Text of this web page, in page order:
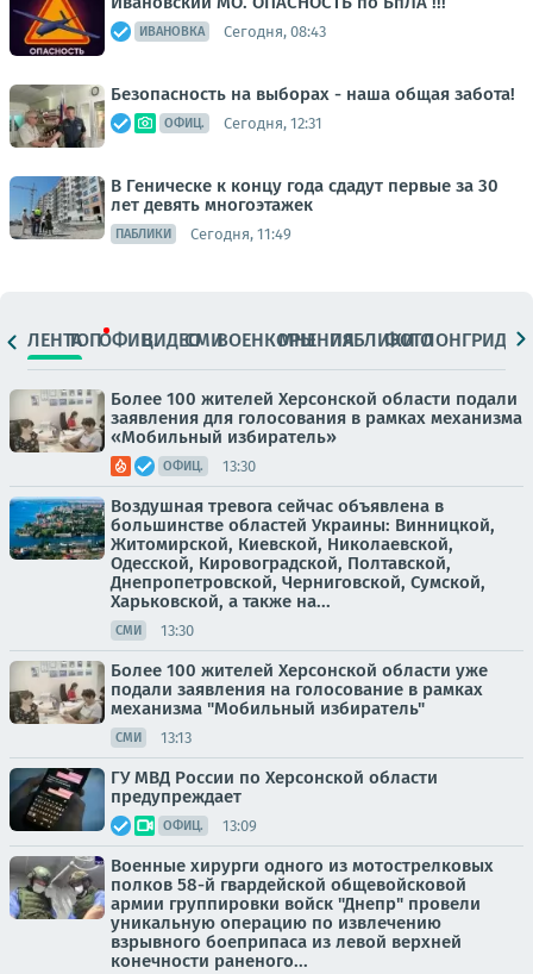
ИВАНОВКА Сегодня, 08:43
Безопасность на выборах - наша общая забота!
ОФИЦ. Сегодня, 12:31
В Геническе к концу года сдадут первые за 30
лет девять многоэтажек
ПАБЛИКИ Сегодня, 11:49
ЛЕНТАТОПОФИЦ.ВИДЕОСМИВОЕНКОРЫМНЕНИЯПАБЛИКИ
ФОТОЛОНГРИДЫ
Более 100 жителей Херсонской области подали
заявления для голосования в рамках механизма
«Мобильный избиратель»
ОФИЦ. 13:30
Воздушная тревога сейчас объявлена в
большинстве областей Украины: Винницкой,
Житомирской, Киевской, Николаевской,
Одесской, Кировоградской, Полтавской,
Днепропетровской, Черниговской, Сумской,
Харьковской, а также на...
СМИ 13:30
Более 100 жителей Херсонской области уже
подали заявления на голосование в рамках
механизма "Мобильный избиратель"
СМИ 13:13
ГУ МВД России по Херсонской области
предупреждает
ОФИЦ. 13:09
Военные хирурги одного из мотострелковых
полков 58-й гвардейской общевойсковой
армии группировки войск "Днепр" провели
уникальную операцию по извлечению
взрывного боеприпаса из левой верхней
конечности раненого...